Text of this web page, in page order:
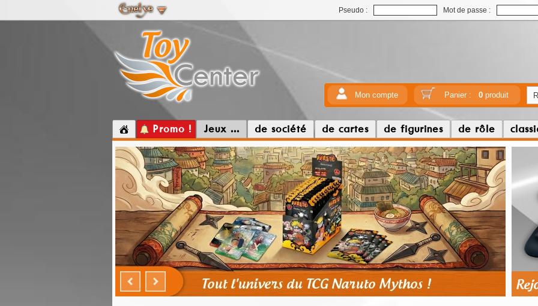
Pseudo : Mot de passe :
Mon compte Panier : 0produit
Promo ! Jeux ... de société de cartes de figurines de rôle